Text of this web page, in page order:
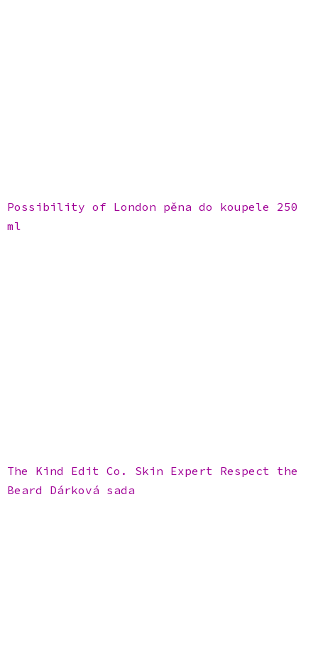
Possibility of London pěna do koupele 250
ml
The Kind Edit Co. Skin Expert Respect the
Beard Dárková sada